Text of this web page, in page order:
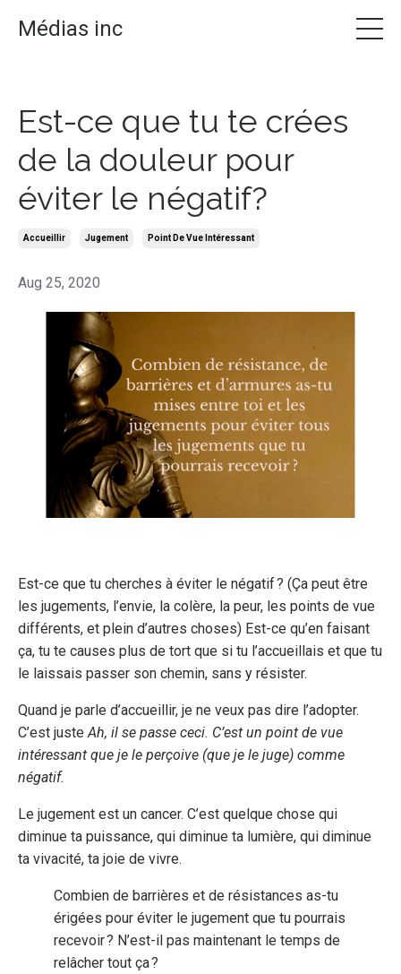
Médias inc
Est-ce que tu te crées
de la douleur pour
éviter le négatif?
Accueillir Jugement Point De Vue Intéressant
Aug 25, 2020
Est-ce que tu cherches à éviter le négatif ? (Ça peut être
les jugements, l’envie, la colère, la peur, les points de vue
différents, et plein d’autres choses) Est-ce qu’en faisant
ça, tu te causes plus de tort que si tu l’accueillais et que tu
le laissais passer son chemin, sans y résister.
Quand je parle d’accueillir, je ne veux pas dire l’adopter.
C’est juste Ah, il se passe ceci. C’est un point de vue
intéressant que je le perçoive (que je le juge) comme
négatif.
Le jugement est un cancer. C’est quelque chose qui
diminue ta puissance, qui diminue ta lumière, qui diminue
ta vivacité, ta joie de vivre.
Combien de barrières et de résistances as-tu
érigées pour éviter le jugement que tu pourrais
recevoir ? N’est-il pas maintenant le temps de
relâcher tout ça ?